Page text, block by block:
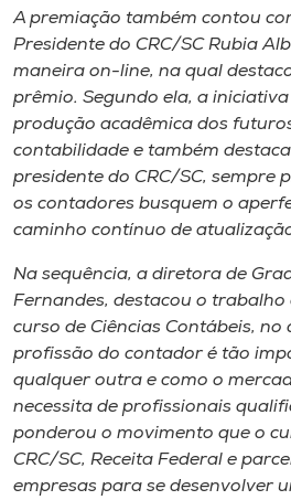
A premiação também contou
Presidente do CRC/SC Rubia
maneira on-line, na qual
prêmio. Segundo ela, a
produção acadêmica dos
contabilidade e também
presidente do CRC/SC, sempre
os contadores busquem o
caminho contínuo de
Na sequência, a diretora de
Fernandes, destacou o trabalho
curso de Ciências Contábeis,
profissão do contador é tão
qualquer outra e como o
necessita de profissionais
ponderou o movimento que o
CRC/SC, Receita Federal e
empresas para se desenvolver